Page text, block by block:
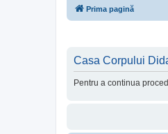
Prima pagină
Casa Corpului
Pentru a continua